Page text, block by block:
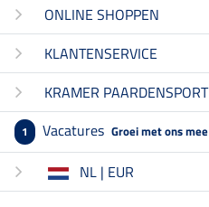
ONLINE SHOPPEN
KLANTENSERVICE
KRAMER PAARDENSPORT
1 Vacatures Groei met ons mee
NL | EUR